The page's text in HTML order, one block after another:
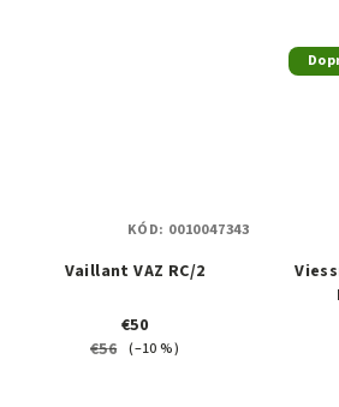
Vaillant VAZ RC/2
€50
€56 (–10 %)
KÓD: 0010047343